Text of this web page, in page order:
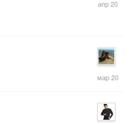
апр
мар